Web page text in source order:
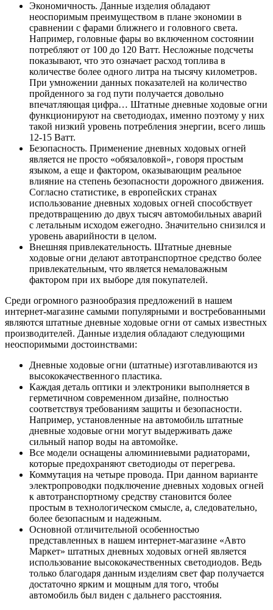
Экономичность. Данные изделия обладают
неоспоримым преимуществом в плане экономии в
сравнении с фарами ближнего и головного света.
Например, головные фары во включенном состоянии
потребляют от 100 до 120 Ватт. Несложные подсчеты
показывают, что это означает расход топлива в
количестве более одного литра на тысячу километров.
При умножении данных показателей на количество
пройденного за год пути получается довольно
впечатляющая цифра… Штатные дневные ходовые огни
функционируют на светодиодах, именно поэтому у них
такой низкий уровень потребления энергии, всего лишь
12-15 Ватт.
Безопасность. Применение дневных ходовых огней
является не просто «обязаловкой», говоря простым
языком, а еще и фактором, оказывающим реальное
влияние на степень безопасности дорожного движения.
Согласно статистике, в европейских странах
использование дневных ходовых огней способствует
предотвращению до двух тысяч автомобильных аварий
с летальным исходом ежегодно. Значительно снизился и
уровень аварийности в целом.
Внешняя привлекательность. Штатные дневные
ходовые огни делают автотранспортное средство более
привлекательным, что является немаловажным
фактором при их выборе для покупателей.
Среди огромного разнообразия предложений в нашем
интернет-магазине самыми популярными и востребованными
являются штатные дневные ходовые огни от самых известных
производителей. Данные изделия обладают следующими
неоспоримыми достоинствами:
Дневные ходовые огни (штатные) изготавливаются из
высококачественного пластика.
Каждая деталь оптики и электроники выполняется в
герметичном современном дизайне, полностью
соответствуя требованиям защиты и безопасности.
Например, установленные на автомобиль штатные
дневные ходовые огни могут выдерживать даже
сильный напор воды на автомойке.
Все модели оснащены алюминиевыми радиаторами,
которые предохраняют светодиоды от перегрева.
Коммутация на четыре провода. При данном варианте
электропроводки подключение дневных ходовых огней
к автотранспортному средству становится более
простым в технологическом смысле, а, следовательно,
более безопасным и надежным.
Основной отличительной особенностью
представленных в нашем интернет-магазине «Авто
Маркет» штатных дневных ходовых огней является
использование высококачественных светодиодов. Ведь
только благодаря данным изделиям свет фар получается
достаточно ярким и мощным для того, чтобы
автомобиль был виден с дальнего расстояния.